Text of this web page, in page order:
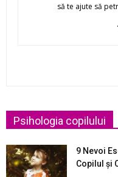
să te ajute să
Psihologia copilului
9 Nevoi
Copilul şi